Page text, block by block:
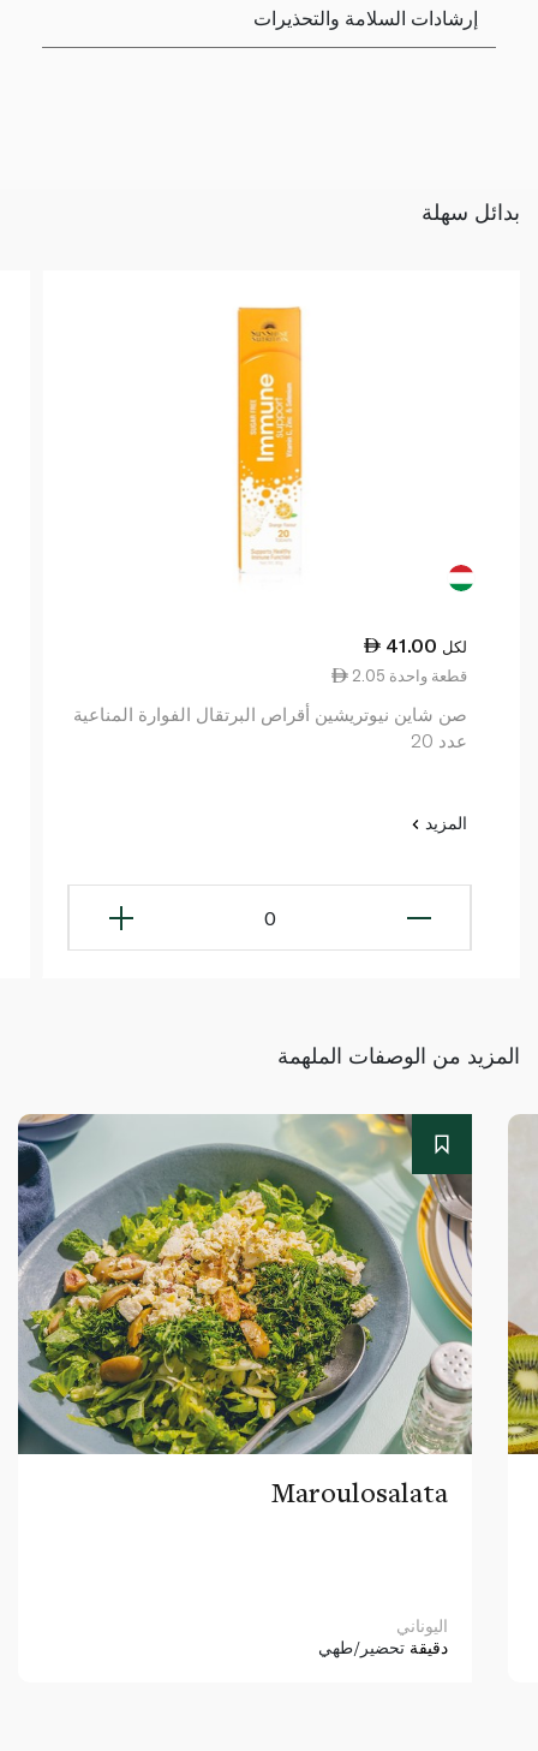
إرشادات السلامة والتحذيرات
بدائل سهلة
41.00 لكل
2.05 قطعة واحدة
صن شاين نيوتريشين أقراص البرتقال الفوارة المناعية
عدد 20
المزيد
0
المزيد من الوصفات الملهمة
Maroulosalata
اليوناني
دقيقة تحضير/طهي